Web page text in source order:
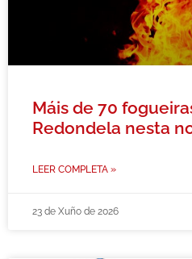
Máis de 70
Redondela nesta
LEER COMPLETA »
23 de Xuño de 2026